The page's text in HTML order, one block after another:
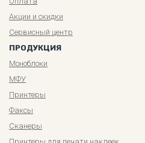
Акции и скидки
Сервисный центр
ПРОДУКЦИЯ
Моноблоки
МФУ
Принтеры
Факсы
Сканеры